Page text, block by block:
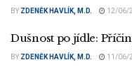
BY ZDENĚK HAVLÍK, M.D. 12/06/
Dušnost po jídle:
BY ZDENĚK HAVLÍK, M.D. 11/06/